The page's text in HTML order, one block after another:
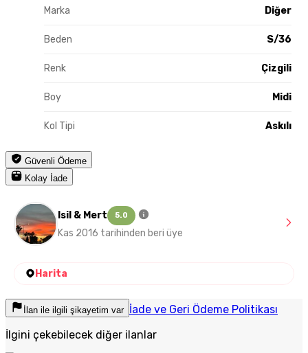
Marka Diğer
Beden S/36
Renk Çizgili
Boy Midi
Kol Tipi Askılı
Güvenli Ödeme
Kolay İade
Isil & Mert 5.0
Kas 2016 tarihinden beri üye
Harita
İlan ile ilgili şikayetim var İade ve Geri Ödeme Politikası
İlgini çekebilecek diğer ilanlar